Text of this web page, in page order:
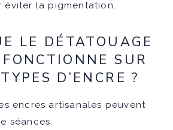
éviter la pigmentation.
LE DÉTATOUAGE
SUR
D’ENCRE ?
encres artisanales peuvent
séances.